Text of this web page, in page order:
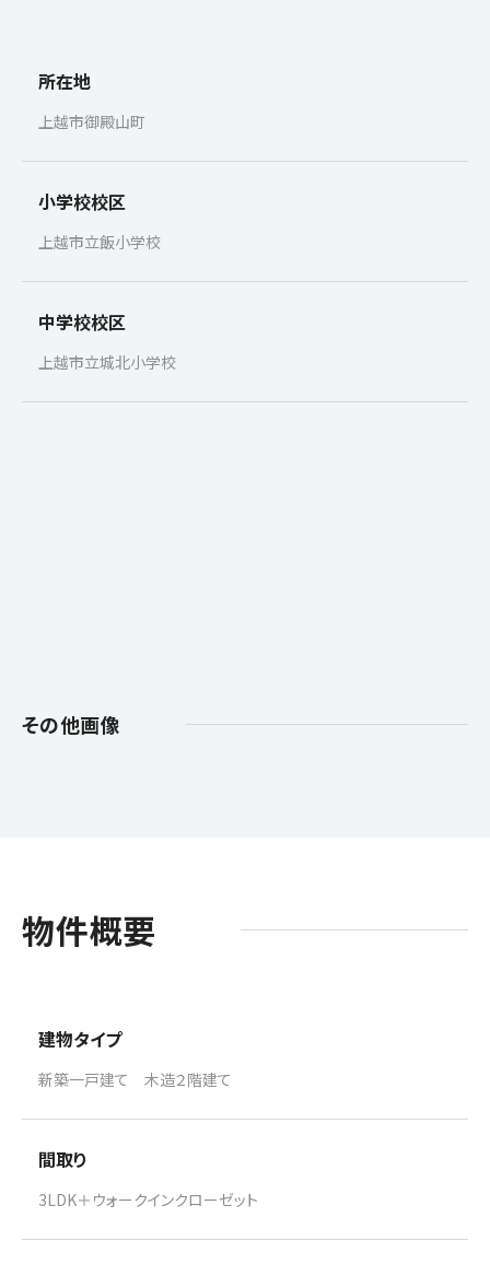
所在地
上越市御殿山町
小学校校区
上越市立飯小学校
中学校校区
上越市立城北小学校
その他画像
物件概要
建物タイプ
新築一戸建て 木造２階建て
間取り
3LDK＋ウォークインクローゼット